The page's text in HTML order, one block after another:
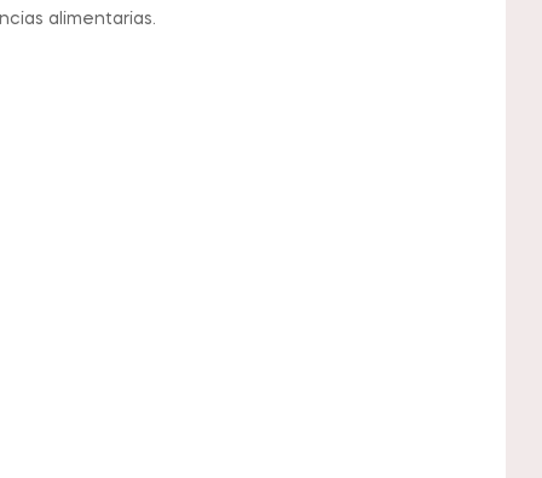
alimentarias.